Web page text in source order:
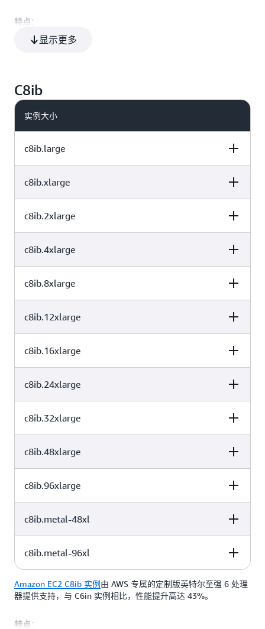
384
特点 ：
采用 AWS Nitro v6 卡
高达 600 Gbps 的网络带宽
显示更多
C8ib
实例大小
c8ib.large
vCPU 实例存储 (GB)
2 仅限 EBS
c8ib.xlarge
vCPU 实例存储 (GB)
4 仅限 EBS
c8ib.2xlarge
vCPU 实例存储 (GB)
8 仅限 EBS
c8ib.4xlarge
vCPU 实例存储 (GB)
16 仅限 EBS
c8ib.8xlarge
vCPU 实例存储 (GB)
32 仅限 EBS
c8ib.12xlarge
vCPU 实例存储 (GB)
48 仅限 EBS
c8ib.16xlarge
vCPU 实例存储 (GB)
64 仅限 EBS
c8ib.24xlarge
vCPU 实例存储 (GB)
96 仅限 EBS
c8ib.32xlarge
vCPU 实例存储 (GB)
128 仅限 EBS
c8ib.48xlarge
vCPU 实例存储 (GB)
192 仅限 EBS
c8ib.96xlarge
vCPU 实例存储 (GB)
384 仅限 EBS
c8ib.metal-48xl
vCPU 实例存储 (GB)
192 384 仅限 EBS
c8ib.metal-96xl
vCPU 内存 (GiB) 实例存储 (GB)
384
Amazon EC2 C8ib 实例由 AWS 专属的定制版英特尔至强 6 处理
器提供支持，与 C6in 实例相比，性能提升高达 43%。
特点 ：